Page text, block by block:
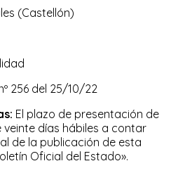
(Castellón)
256 del 25/10/22
El plazo de presentación de
veinte días hábiles a contar
de la publicación de esta
Oficial del Estado».